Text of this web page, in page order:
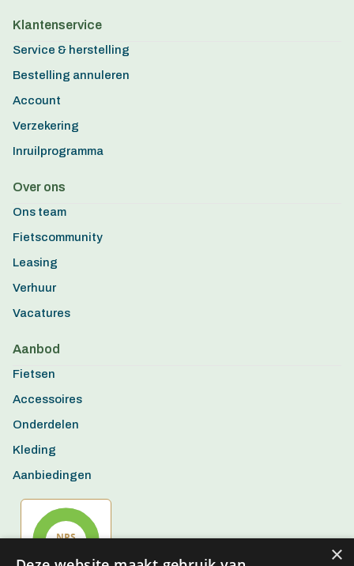
Klantenservice
Service & herstelling
Bestelling annuleren
Account
Verzekering
Inruilprogramma
Over ons
Ons team
Fietscommunity
Leasing
Verhuur
Vacatures
Aanbod
Fietsen
Accessoires
Onderdelen
Kleding
Aanbiedingen
×